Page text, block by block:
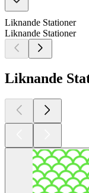
Liknande Stationer
Liknande Stationer
Liknande